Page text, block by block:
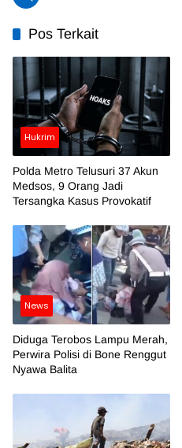
Pos Terkait
Hukrim
Polda Metro Telusuri 37 Akun
Medsos, 9 Orang Jadi
Tersangka Kasus Provokatif
News
Diduga Terobos Lampu Merah,
Perwira Polisi di Bone Renggut
Nyawa Balita